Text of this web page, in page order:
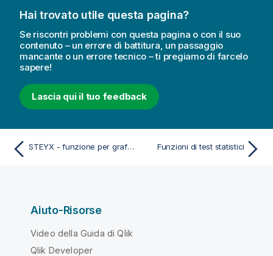
Hai trovato utile questa pagina?
Se riscontri problemi con questa pagina o con il suo
contenuto – un errore di battitura, un passaggio
mancante o un errore tecnico – ti pregiamo di farcelo
sapere!
Lascia qui il tuo feedback
STEYX - funzione per grafici Funzioni di test statistici
Aiuto-Risorse
Video della Guida di Qlik
Qlik Developer